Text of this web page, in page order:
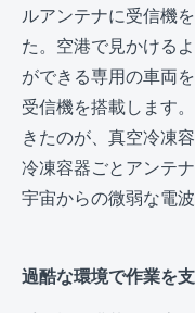
ルアンテナに受信機
た。空港で見かける
ができる専用の車両
受信機を搭載します
きたのが、真空冷凍
冷凍容器ごとアンテ
宇宙からの微弱な電
過酷な環境で作業を